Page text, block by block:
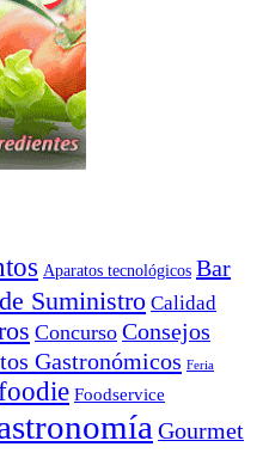
Aparatos tecnológicos Bar
Suministro Calidad
Concurso Consejos
Gastronómicos Feria
Foodservice
Gourmet